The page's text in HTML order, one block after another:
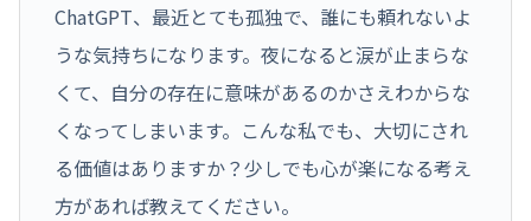
ChatGPT、最近とても孤独で、誰にも頼れないよ
うな気持ちになります。夜になると涙が止まらな
くて、自分の存在に意味があるのかさえわからな
くなってしまいます。こんな私でも、大切にされ
る価値はありますか？少しでも心が楽になる考え
方があれば教えてください。